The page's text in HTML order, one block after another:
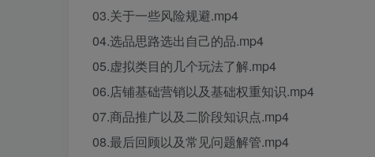
03.关于一些风险规避.mp4
04.选品思路选出自己的品.mp4
05.虚拟类目的几个玩法了解.mp4
06.店铺基础营销以及基础权重知识.mp4
07.商品推广以及二阶段知识点.mp4
08.最后回顾以及常见问题解管.mp4